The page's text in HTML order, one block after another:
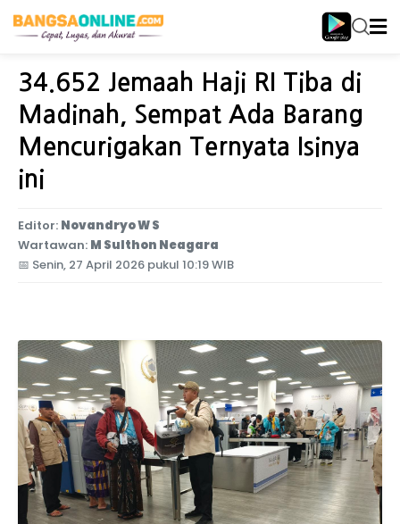
Home Internasional
34.652 Jemaah Haji RI Tiba di
Madinah, Sempat Ada Barang
Mencurigakan Ternyata Isinya
ini
Editor: Novandryo W S
Wartawan: M Sulthon Neagara
📅 Senin, 27 April 2026 pukul 10:19 WIB